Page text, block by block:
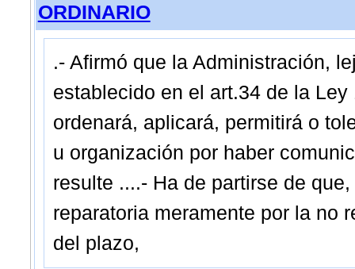
ORDINARIO
.- Afirmó que la Administración,
establecido en el art.34 de la
ordenará, aplicará, permitirá o
u organización por haber
resulte ....- Ha de partirse de
reparatoria meramente por la no
del plazo,